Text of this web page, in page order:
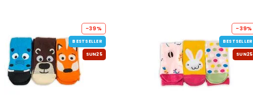
-39%
BESTSELLER
SUN25
-39%
BESTSELLER
SUN25